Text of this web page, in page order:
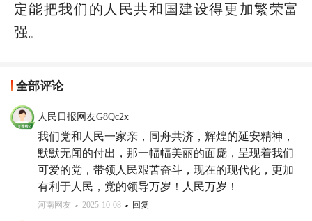
定能把我们的人民共和国建设得更加繁荣富
强。
全部评论
人民日报网友G8Qc2x
我们党和人民一家亲，同舟共济，辉煌的延安精神，
默默无闻的付出，那一幅幅美丽的面庞，呈现着我们
可爱的党，带领人民艰苦奋斗，现在的现代化，更加
有利于人民，党的领导万岁！人民万岁！
河南网友 2025-10-08 回复